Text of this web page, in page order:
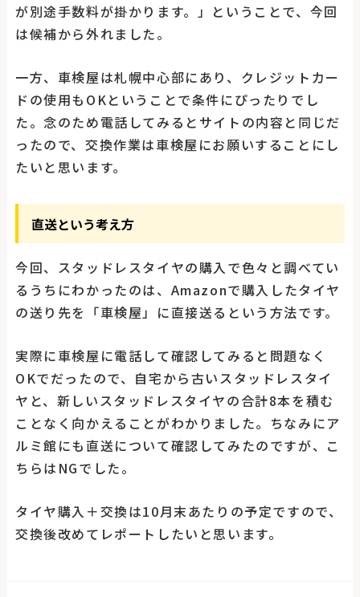
が別途手数料が掛かります。」ということで、今回
は候補から外れました。
一方、車検屋は札幌中心部にあり、クレジットカー
ドの使用もOKということで条件にぴったりでし
た。念のため電話してみるとサイトの内容と同じだ
ったので、交換作業は車検屋にお願いすることにし
たいと思います。
直送という考え方
今回、スタッドレスタイヤの購入で色々と調べてい
るうちにわかったのは、Amazonで購入したタイヤ
の送り先を「車検屋」に直接送るという方法です。
実際に車検屋に電話して確認してみると問題なく
OKでだったので、自宅から古いスタッドレスタイ
ヤと、新しいスタッドレスタイヤの合計8本を積む
ことなく向かえることがわかりました。ちなみにア
ルミ館にも直送について確認してみたのですが、こ
ちらはNGでした。
タイヤ購入＋交換は10月末あたりの予定ですので、
交換後改めてレポートしたいと思います。